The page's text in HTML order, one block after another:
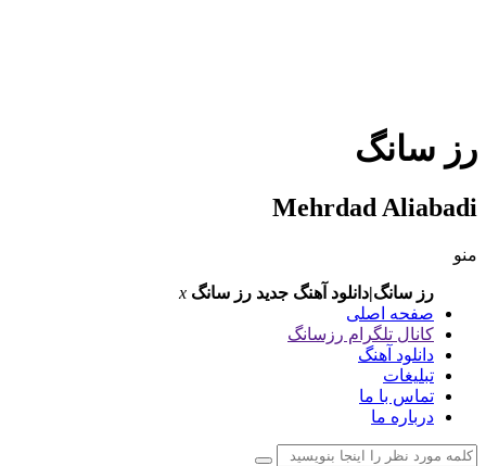
سانگ
Mehrdad
رز سانگ|دانلود آهنگ جدید رز سانگ x
صفحه اصلی
کانال تلگرام رزسانگ
دانلود آهنگ
تبلیغات
تماس با ما
درباره ما